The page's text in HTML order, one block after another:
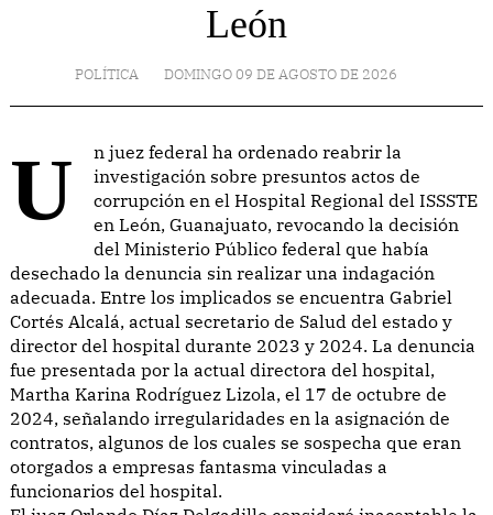
León
POLÍTICA DOMINGO 09 DE AGOSTO DE 2026
Un juez federal ha ordenado reabrir la
investigación sobre presuntos actos de
corrupción en el Hospital Regional del ISSSTE
en León, Guanajuato, revocando la decisión
del Ministerio Público federal que había
desechado la denuncia sin realizar una indagación
adecuada. Entre los implicados se encuentra Gabriel
Cortés Alcalá, actual secretario de Salud del estado y
director del hospital durante 2023 y 2024. La denuncia
fue presentada por la actual directora del hospital,
Martha Karina Rodríguez Lizola, el 17 de octubre de
2024, señalando irregularidades en la asignación de
contratos, algunos de los cuales se sospecha que eran
otorgados a empresas fantasma vinculadas a
funcionarios del hospital.